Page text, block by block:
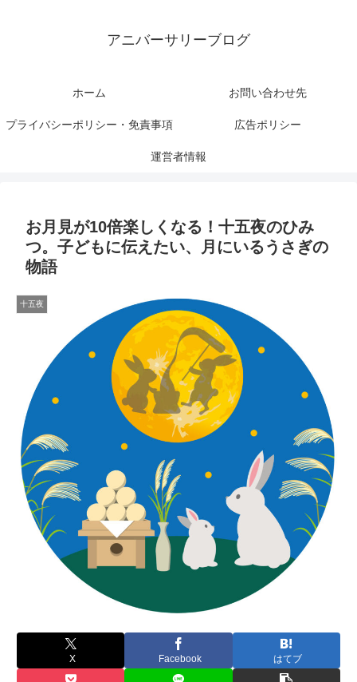
アニバーサリーブログ
ホーム お問い合わせ先
プライバシーポリシー・免責事項 広告ポリシー
運営者情報
お月見が10倍楽しくなる！十五夜のひみ
つ。子どもに伝えたい、月にいるうさぎの
物語
十五夜
X Facebook はてブ